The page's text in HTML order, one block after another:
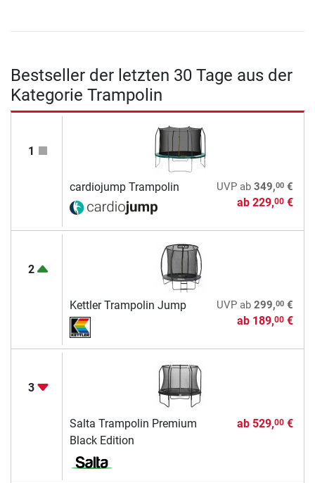
Bestseller der letzten 30 Tage aus der
Kategorie Trampolin
1
cardiojump Trampolin UVPab 349,00€
ab 229,00€
2
Kettler Trampolin Jump UVPab 299,00€
ab 189,00€
3
Salta Trampolin Premium
Black Edition
ab 529,00€